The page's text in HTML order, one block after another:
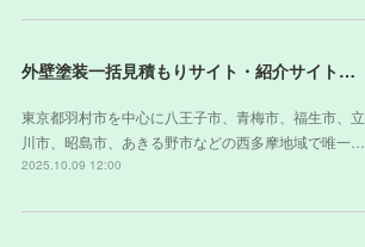
外壁塗装一括見積もりサイト・紹介サイトの裏側
東京都羽村市を中心に八王子市、青梅市、福生市、立
川市、昭島市、あきる野市などの西多摩地域で唯一…
2025.10.09 12:00